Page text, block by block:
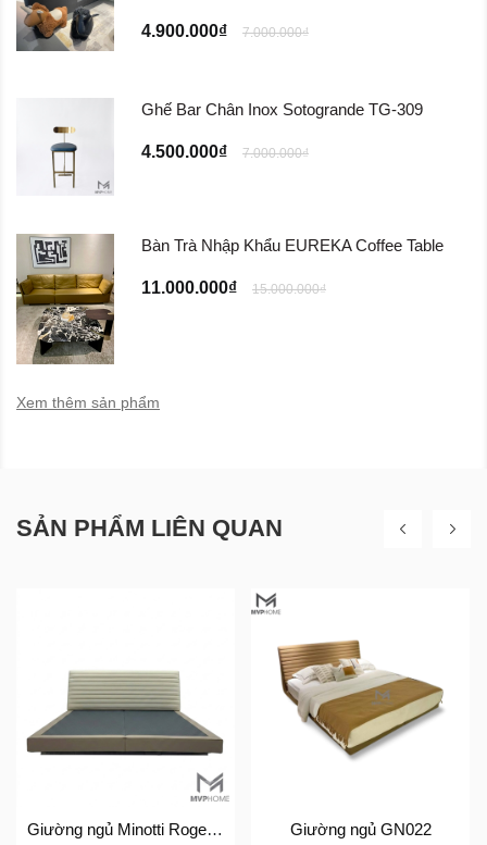
4.900.000₫ 7.000.000₫
Ghế Bar Chân Inox Sotogrande TG-309
4.500.000₫ 7.000.000₫
Bàn Trà Nhập Khẩu EUREKA Coffee Table
11.000.000₫ 15.000.000₫
Xem thêm sản phẩm
SẢN PHẨM LIÊN QUAN
Giường ngủ Minotti Roger Bed GN023
Giường ngủ GN022